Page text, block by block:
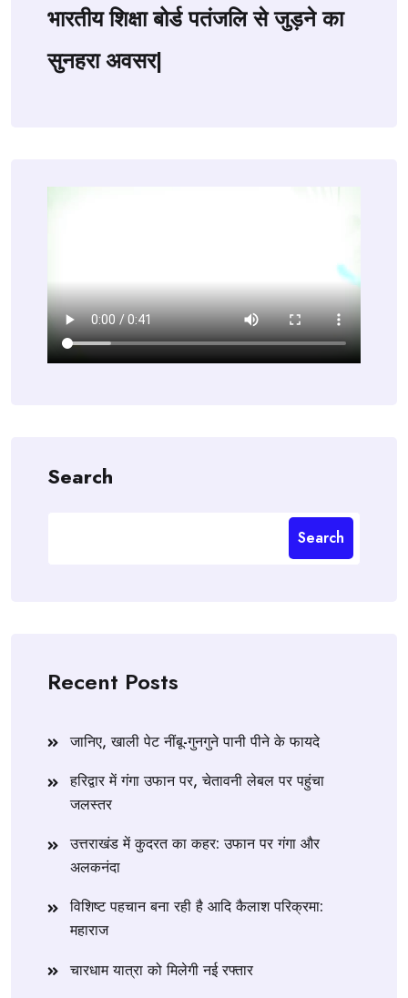
भारतीय शिक्षा बोर्ड पतंजलि से जुड़ने का
सुनहरा अवसर|
Search
Search
Recent Posts
जानिए, खाली पेट नींबू-गुनगुने पानी पीने के फायदे
हरिद्वार में गंगा उफान पर, चेतावनी लेबल पर पहुंचा
जलस्तर
उत्तराखंड में कुदरत का कहर: उफान पर गंगा और
अलकनंदा
विशिष्ट पहचान बना रही है आदि कैलाश परिक्रमा:
महाराज
चारधाम यात्रा को मिलेगी नई रफ्तार